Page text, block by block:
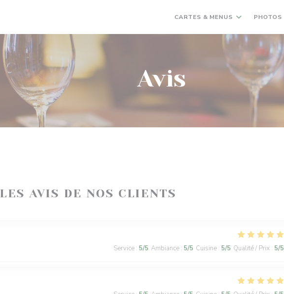
CARTES & MENUS PHOTOS
Avis
LES AVIS DE NOS CLIENTS
Service : 5/5 Ambiance : 5/5 Cuisine : 5/5 Qualité / Prix : 5/5